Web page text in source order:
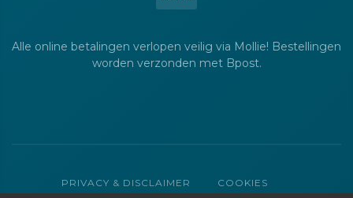
Alle online betalingen verlopen veilig via Mollie! Bestellingen
worden verzonden met Bpost.
PRIVACY & DISCLAIMER
COOKIES